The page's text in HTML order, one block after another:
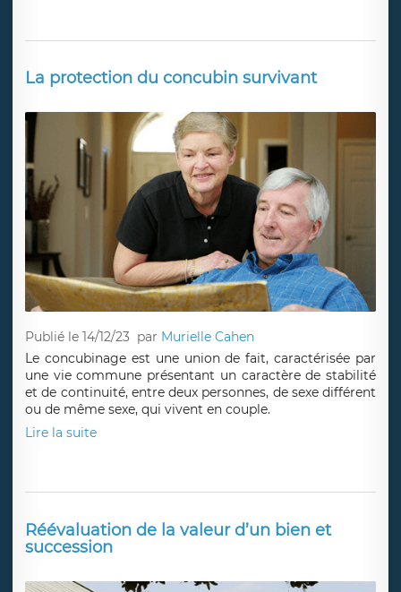
La protection du concubin survivant
Publié le 14/12/23 par Murielle Cahen
Le concubinage est une union de fait, caractérisée par
une vie commune présentant un caractère de stabilité
et de continuité, entre deux personnes, de sexe différent
ou de même sexe, qui vivent en couple.
Lire la suite
Réévaluation de la valeur d’un bien et
succession